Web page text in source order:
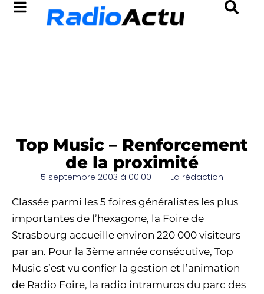
Top Music – Renforcement
de la proximité
5 septembre 2003 à 00:00 La rédaction
Classée parmi les 5 foires généralistes les plus
importantes de l’hexagone, la Foire de
Strasbourg accueille environ 220 000 visiteurs
par an. Pour la 3ème année consécutive, Top
Music s’est vu confier la gestion et l’animation
de Radio Foire, la radio intramuros du parc des